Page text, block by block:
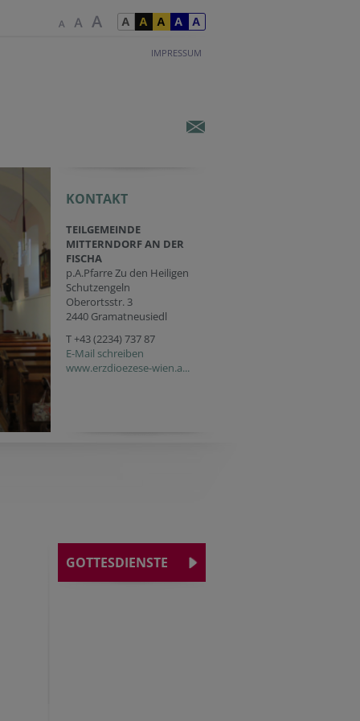
IMPRESSUM
KONTAKT
TEILGEMEINDE
MITTERNDORF AN DER
FISCHA
p.A.Pfarre Zu den Heiligen
Schutzengeln
Oberortsstr. 3
2440 Gramatneusiedl
T+43 (2234) 737 87
E-Mail schreiben
www.erzdioezese-wien.a...
GOTTESDIENSTE